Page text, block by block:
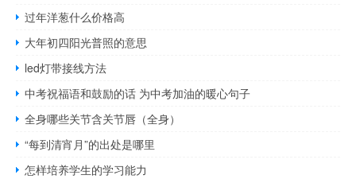
过年洋葱什么价格高
大年初四阳光普照的意思
led灯带接线方法
中考祝福语和鼓励的话 为中考加油的暖心句子
全身哪些关节含关节唇（全身）
“每到清宵月”的出处是哪里
怎样培养学生的学习能力